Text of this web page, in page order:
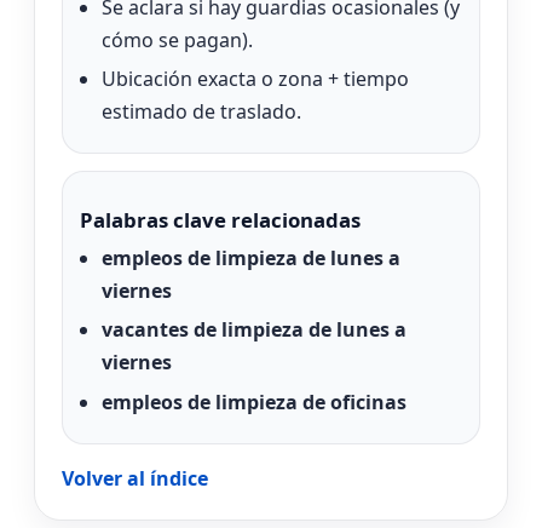
Se aclara si hay guardias ocasionales (y
cómo se pagan).
Ubicación exacta o zona + tiempo
estimado de traslado.
Palabras clave relacionadas
empleos de limpieza de lunes a
viernes
vacantes de limpieza de lunes a
viernes
empleos de limpieza de oficinas
Volver al índice